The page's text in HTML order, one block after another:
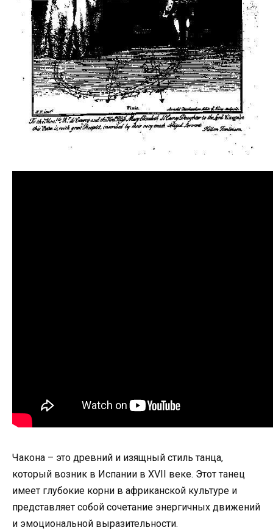
Чакона – это древний и изящный стиль танца,
который возник в Испании в XVII веке. Этот танец
имеет глубокие корни в африканской культуре и
представляет собой сочетание энергичных движений
и эмоциональной выразительности.